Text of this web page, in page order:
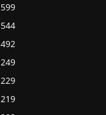
599
544
492
249
229
219